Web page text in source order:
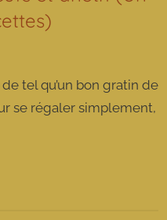
tel qu’un bon gratin de
se régaler simplement,